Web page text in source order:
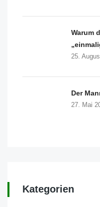
Warum
25.
Der
27. Mai
Kategorien